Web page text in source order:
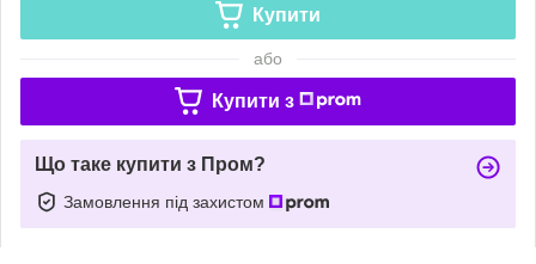
Купити
або
Купити з
Що таке купити з Пром?
Замовлення під захистом